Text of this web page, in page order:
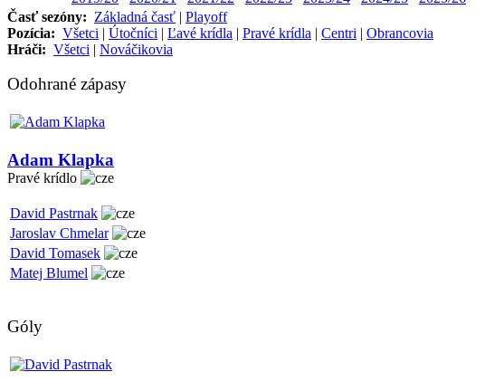
Časť sezóny: Základná časť | Playoff
Pozícia: Všetci | Útočníci | Ľavé krídla | Pravé krídla | Centri | Obrancovia
Hráči: Všetci | Nováčikovia
Odohrané zápasy
Adam Klapka
Pravé krídlo
David Pastrnak
Jaroslav Chmelar
David Tomasek
Matej Blumel
Góly